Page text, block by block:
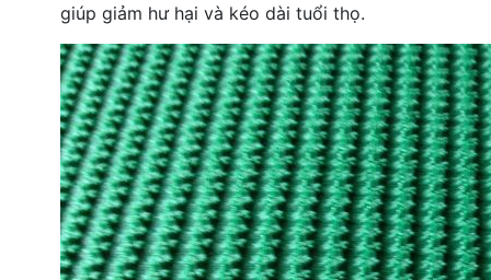
giúp giảm hư hại và kéo dài tuổi thọ.